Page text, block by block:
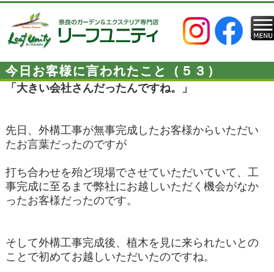
今日お客様に言われたこと（５３）
「大きい会社さんだったんですね。」
先日、外構工事が無事完成したお客様からいただい
たお言葉だったのですが
打ち合わせを殆ど現場でさせていただいていて、工
事完成に至るまで弊社にお越しいただく機会がなか
ったお客様だったのです。
そして外構工事完成後、植木を見に来られたいとの
ことで初めてお越しいただいたのですね。